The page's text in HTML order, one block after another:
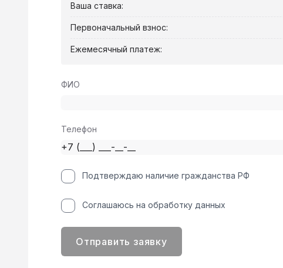
Ваша ставка:
Первоначальный взнос:
Ежемесячный платеж:
ФИО
Телефон
Подтверждаю наличие гражданства РФ
Соглашаюсь на обработку данных
Отправить заявку